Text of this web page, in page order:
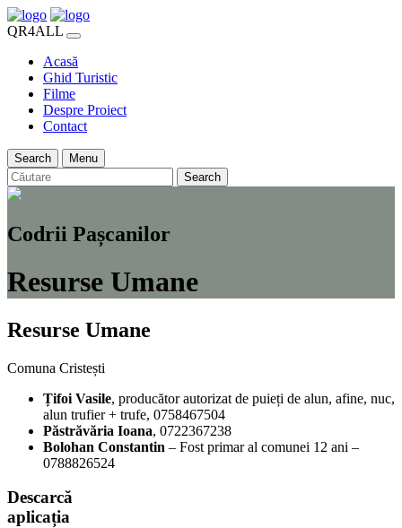
QR4ALL
Acasă
Ghid Turistic
Filme
Despre Proiect
Contact
Search
Menu
Search
Codrii Pașcanilor
Resurse Umane
Resurse Umane
Comuna Cristești
Țifoi Vasile, producător autorizat de puieți de alun, afine, nuc,
alun trufier + trufe, 0758467504
Păstrăvăria Ioana, 0722367238
Bolohan Constantin – Fost primar al comunei 12 ani –
0788826524
Descarcă
aplicația